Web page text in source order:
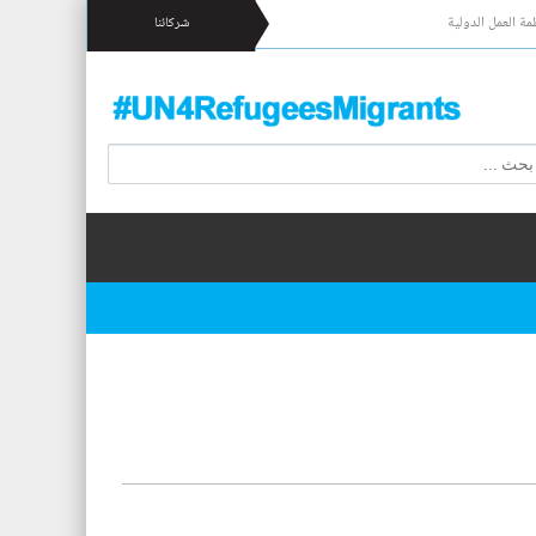
العمل الدولية شركائنا